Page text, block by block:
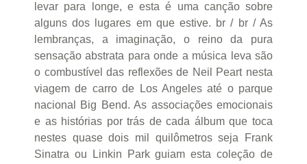
levar para longe, e esta é uma canção sobre
alguns dos lugares em que estive. br / br / As
lembranças, a imaginação, o reino da pura
sensação abstrata para onde a música leva são
o combustível das reflexões de Neil Peart nesta
viagem de carro de Los Angeles até o parque
nacional Big Bend. As associações emocionais
e as histórias por trás de cada álbum que toca
nestes quase dois mil quilômetros seja Frank
Sinatra ou Linkin Park guiam esta coleção de